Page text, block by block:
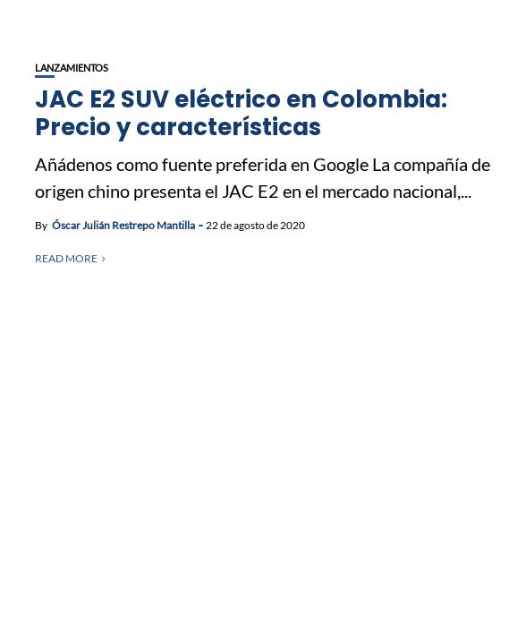
LANZAMIENTOS
JAC E2 SUV eléctrico en Colombia:
Precio y características
Añádenos como fuente preferida en Google La compañía de
origen chino presenta el JAC E2 en el mercado nacional,...
By Óscar Julián Restrepo Mantilla 22 de agosto de 2020
READ MORE